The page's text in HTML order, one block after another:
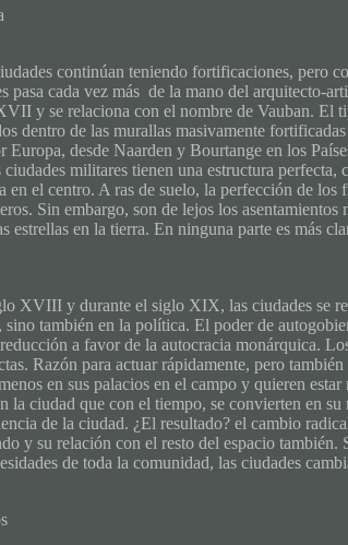
continúan teniendo fortificaciones, pero
pasa cada vez más de la mano del arquitecto-
y se relaciona con el nombre de Vauban. El
dentro de las murallas masivamente
Europa, desde Naarden y Bourtange en los
militares tienen una estructura perfecta,
en el centro. A ras de suelo, la perfección de los
Sin embargo, son de lejos los
estrellas en la tierra. En ninguna parte es más
XVIII y durante el siglo XIX, las ciudades se
también en la política. El poder de
a favor de la autocracia monárquica.
Razón para actuar rápidamente, pero
en sus palacios en el campo y quieren
la ciudad que con el tiempo, se convierten en
de la ciudad. ¿El resultado? el cambio
y su relación con el resto del espacio
de toda la comunidad, las ciudades